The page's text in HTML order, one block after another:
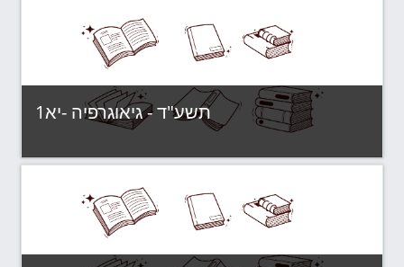
תשע"ד - גיאוגרפיה -יא1
Category:תשע"ד - קבוצות לימוד
View Course